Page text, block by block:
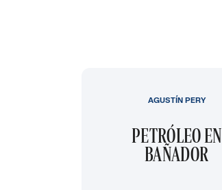
PETRÓLEO EN
BAÑADOR
AGUSTÍN PERY